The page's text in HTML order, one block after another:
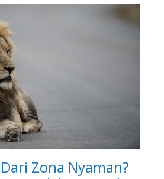
Zona Nyaman?